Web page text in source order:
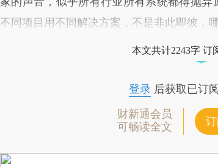
不同项目用不同解决方案，不是非此即彼，
本文共计2243字 订
登录后获取已订
财新通会员
可畅读全文